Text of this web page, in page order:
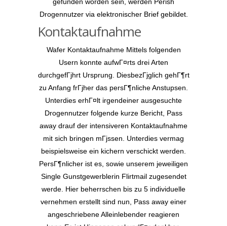
gefunden worden sein, werden Perish
Drogennutzer via elektronischer Brief gebildet.
Kontaktaufnahme
Wafer Kontaktaufnahme Mittels folgenden
Usern konnte aufwГ¤rts drei Arten
durchgefГјhrt Ursprung. DiesbezГјglich gehГ¶rt
zu Anfang frГјher das persГ¶nliche Anstupsen.
Unterdies erhГ¤lt irgendeiner ausgesuchte
Drogennutzer folgende kurze Bericht, Pass
away drauf der intensiveren Kontaktaufnahme
mit sich bringen mГјssen. Unterdies vermag
beispielsweise ein kichern verschickt werden.
PersГ¶nlicher ist es, sowie unserem jeweiligen
Single Gunstgewerblerin Flirtmail zugesendet
werde. Hier beherrschen bis zu 5 individuelle
vernehmen erstellt sind nun, Pass away einer
angeschriebene Alleinlebender reagieren